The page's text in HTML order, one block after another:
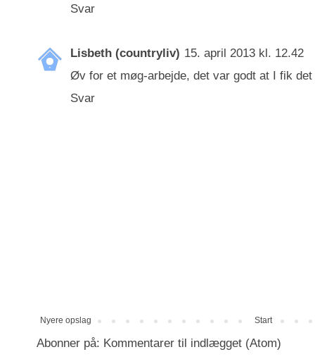
Svar
Lisbeth (countryliv) 15. april 2013 kl. 12.42
Øv for et møg-arbejde, det var godt at I fik
Svar
Nyere opslag Start
Abonner på: Kommentarer til indlægget (Atom)